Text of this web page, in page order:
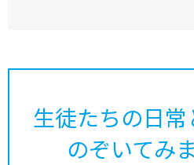
生徒たちの日
のぞいてみ